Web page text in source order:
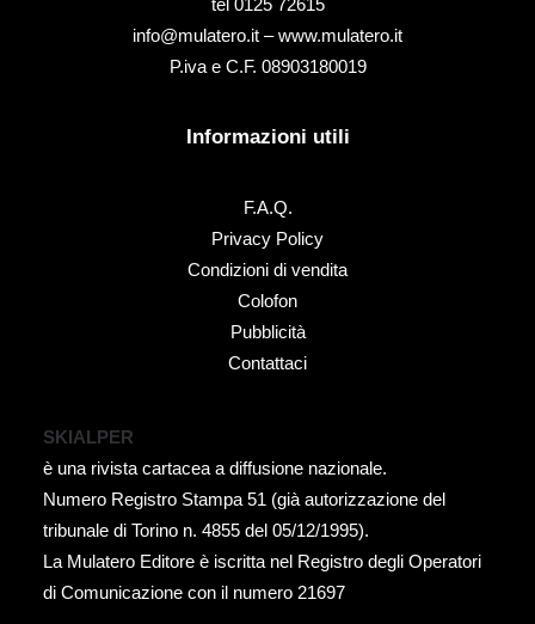
tel ‭0125 72615‬
info@mulatero.it –www.mulatero.it
P.iva e C.F. 08903180019
Informazioni utili
F.A.Q.
Privacy Policy
Condizioni di vendita
Colofon
Pubblicità
Contattaci
SKIALPER
è una rivista cartacea a diffusione nazionale.
Numero Registro Stampa 51 (già autorizzazione del
tribunale di Torino n. 4855 del 05/12/1995).
La Mulatero Editore è iscritta nel Registro degli Operatori
di Comunicazione con il numero 21697